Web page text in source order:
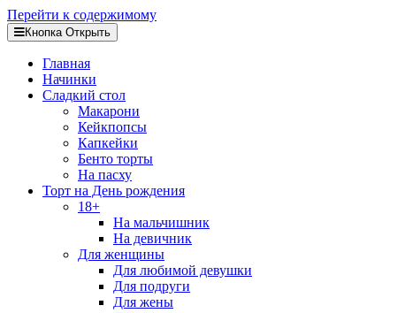
Перейти к содержимому
Кнопка Открыть
Главная
Начинки
Сладкий стол
Макарони
Кейкпопсы
Капкейки
Бенто торты
На пасху
Торт на День рождения
18+
На мальчишник
На девичник
Для женщины
Для любимой девушки
Для подруги
Для жены